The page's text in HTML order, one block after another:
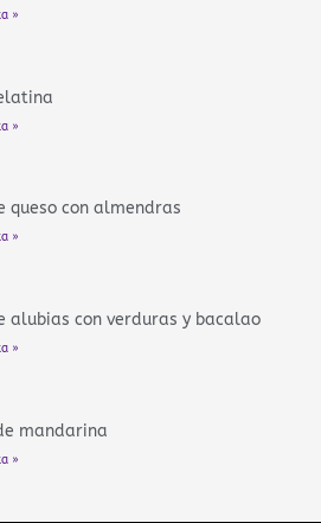
»
»
queso con almendras
»
alubias con verduras y bacalao
»
mandarina
»